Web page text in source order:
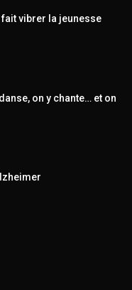
vibrer la jeunesse
on y chante… et on